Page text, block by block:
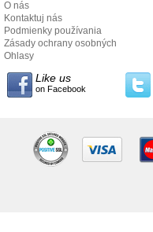
O nás
Kontaktuj nás
Podmienky používania
Zásady ochrany osobných
údajov
Ohlasy
Like us
on Facebook